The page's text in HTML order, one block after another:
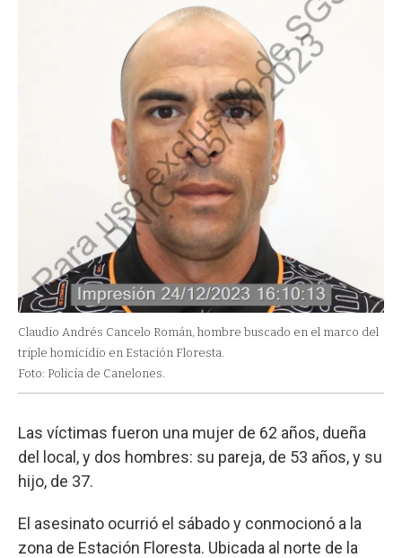
Claudio Andrés Cancelo Román, hombre buscado en el marco del
triple homicidio en Estación Floresta.
Foto: Policía de Canelones.
Las víctimas fueron una mujer de 62 años, dueña
del local, y dos hombres: su pareja, de 53 años, y su
hijo, de 37.
El asesinato ocurrió el sábado y conmocionó a la
zona de Estación Floresta. Ubicada al norte de la